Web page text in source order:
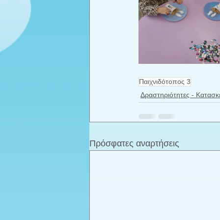
Παιχνιδότοπος 3
Δραστηριότητες -
Πρόσφατες αναρτήσεις